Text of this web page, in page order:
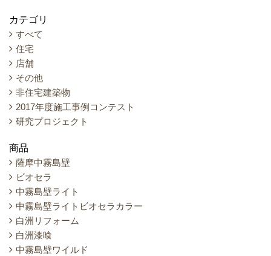
カテゴリ
すべて
住宅
店舗
その他
非住宅建築物
2017年度施工事例コンテスト
研究プロジェクト
商品
薩摩中霧島壁
ビオセラ
中霧島壁ライト
中霧島壁ライトビオセラカラー
白洲リフォーム
白洲漆喰
中霧島壁ワイルド